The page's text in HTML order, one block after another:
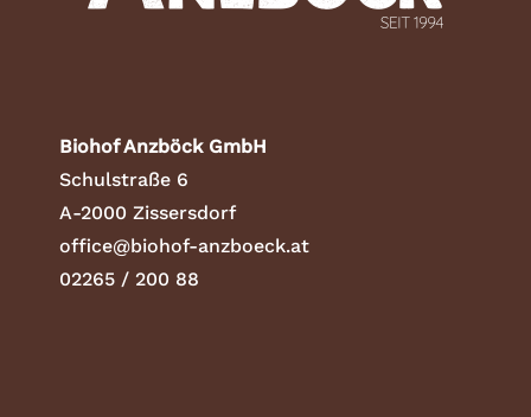
Biohof Anzböck GmbH
Schulstraße 6
A-2000 Zissersdorf
office@biohof-anzboeck.at
02265 / 200 88